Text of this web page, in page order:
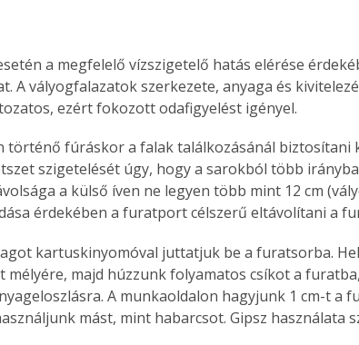
a megfelelő vízszigetelő hatás elérése
A vályogfalazatok szerkezete, anyaga és
ezért fokozott odafigyelést igényel.
történő fúráskor a falak találkozásánál biztosítani
szigetelését úgy, hogy a sarokból több
a külső íven ne legyen több mint 12 cm
érdekében a furatport célszerű eltávolítani a
kartuskinyomóval juttatjuk be a furatsorba.
mélyére, majd húzzunk folyamatos csíkot a
A munkaoldalon hagyjunk 1 cm-t a
mást, mint habarcsot. Gipsz használata